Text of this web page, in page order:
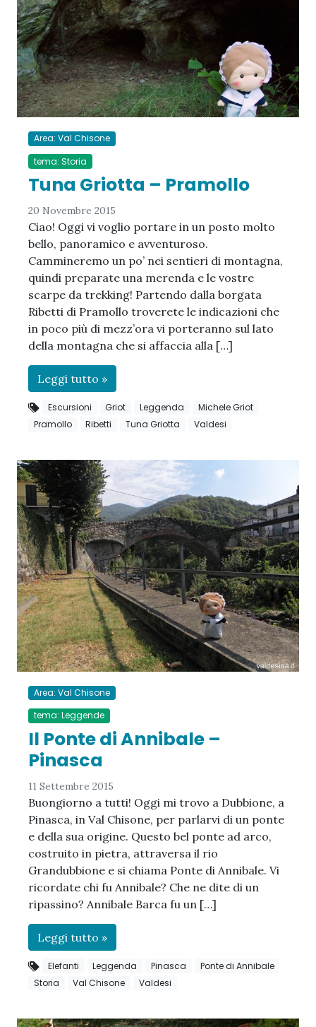
Area: Val Chisone
tema: Storia
Tuna Griotta – Pramollo
20 Novembre 2015
Ciao! Oggi vi voglio portare in un posto molto
bello, panoramico e avventuroso.
Cammineremo un po’ nei sentieri di montagna,
quindi preparate una merenda e le vostre
scarpe da trekking! Partendo dalla borgata
Ribetti di Pramollo troverete le indicazioni che
in poco più di mezz’ora vi porteranno sul lato
della montagna che si affaccia alla […]
Leggi tutto »
Escursioni Griot Leggenda
Michele Griot
Pramollo
Ribetti Tuna Griotta Valdesi
Area: Val Chisone
tema: Leggende
Il Ponte di Annibale –
Pinasca
11 Settembre 2015
Buongiorno a tutti! Oggi mi trovo a Dubbione, a
Pinasca, in Val Chisone, per parlarvi di un ponte
e della sua origine. Questo bel ponte ad arco,
costruito in pietra, attraversa il rio
Grandubbione e si chiama Ponte di Annibale. Vi
ricordate chi fu Annibale? Che ne dite di un
ripassino? Annibale Barca fu un […]
Leggi tutto »
Elefanti Leggenda Pinasca
Ponte di Annibale
Storia
Val Chisone Valdesi